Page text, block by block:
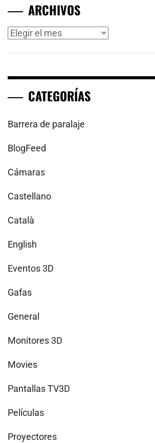
ARCHIVOS
Archivos
CATEGORÍAS
Barrera de paralaje
BlogFeed
Cámaras
Castellano
Català
English
Eventos 3D
Gafas
General
Monitores 3D
Movies
Pantallas TV3D
Películas
Proyectores